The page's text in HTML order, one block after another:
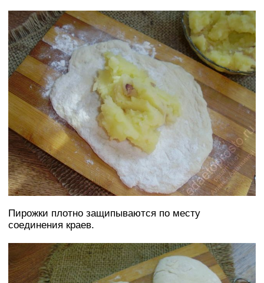
Пирожки плотно защипываются по месту
соединения краев.